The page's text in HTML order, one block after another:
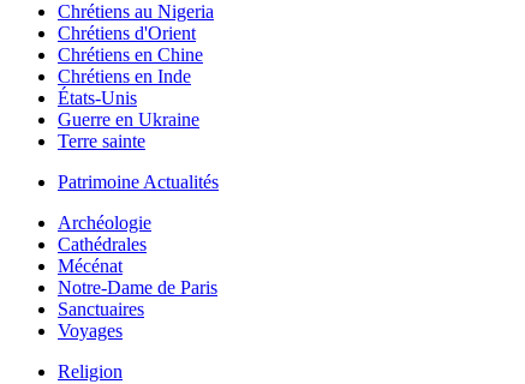
Chrétiens au Nigeria
Chrétiens d'Orient
Chrétiens en Chine
Chrétiens en Inde
États-Unis
Guerre en Ukraine
Terre sainte
Patrimoine Actualités
Archéologie
Cathédrales
Mécénat
Notre-Dame de Paris
Sanctuaires
Voyages
Religion